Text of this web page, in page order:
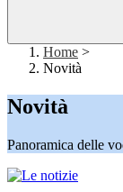
Home >
Novità
Novità
Panoramica delle